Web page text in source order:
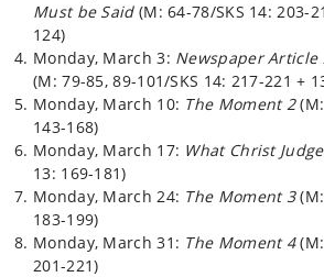
Must be Said (M: 64-78/SKS 14: 203-
124)
Monday, March 3: Newspaper Article
(M: 79-85, 89-101/SKS 14: 217-221 +
Monday, March 10: The Moment 2(M:
143-168)
Monday, March 17: What Christ
13: 169-181)
Monday, March 24: The Moment 3(M:
183-199)
Monday, March 31: The Moment 4(M:
201-221)